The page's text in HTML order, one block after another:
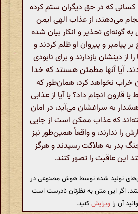
که در حق دیگران ستم‌ کرده
می‌دهند، از عذاب الهی ایمن
گونه‌ای تحذیر و انکار بیان شده
پیامبر و پیروان او ظلم کردند و
از دینشان بازدارند و برای نابودی
آیا آنها مطمئن هستند که خدا
خراب نخواهد کرد، همان‌طور که
یا قارون انجام داد؟ یا آیا از عذابی
به سراغشان می‌آید، در امان
که عذاب ممکن است از جایی
را ندارند، و واقعاً همین‌طور نیز
بدر به هلاکت رسیدند و هرگز
این عاقبت را تصور کنند.
تولید شده توسط هوش مصنوعی در
اگر این متن به نظرتان نادرست است
آن را ویرایشکنید.